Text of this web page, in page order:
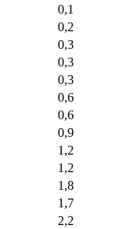
0,1
0,2
0,3
0,3
0,3
0,6
0,6
0,9
1,2
1,2
1,8
1,7
2,2